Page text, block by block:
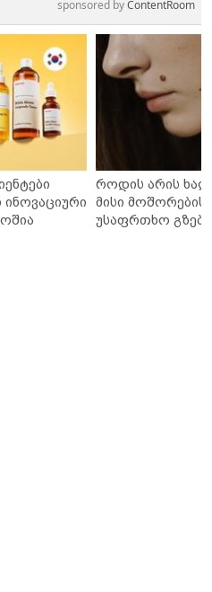
sponsored byContentRoom
როდის არის
მისი მოშორების
უსაფრთხო გზები